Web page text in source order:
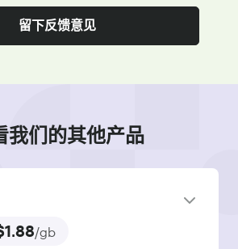
留下反馈意见
我们的其他产品
/gb